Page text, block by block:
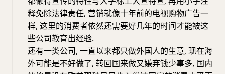
释免除法律责任, 营销就像十年前的电视购物广告一
样, 这里的消费者依然还需要好几年的时间才能被这
些公司教育出经验.
还有一类公司, 一直以来都只做外国人的生意, 现在海
外可能是不好做了, 转回国来做又嫌弃钱少事多, 国内